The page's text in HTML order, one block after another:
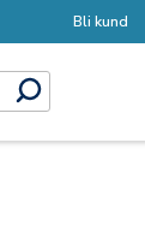
Bli kund
submit search